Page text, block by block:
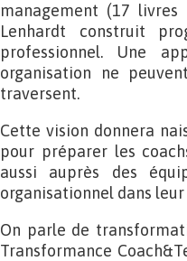
management (17
Lenhardt construit
professionnel. Une
organisation ne
traversent.
Cette vision donnera
pour préparer les
aussi auprès des
organisationnel dans
On parle de
Transformance